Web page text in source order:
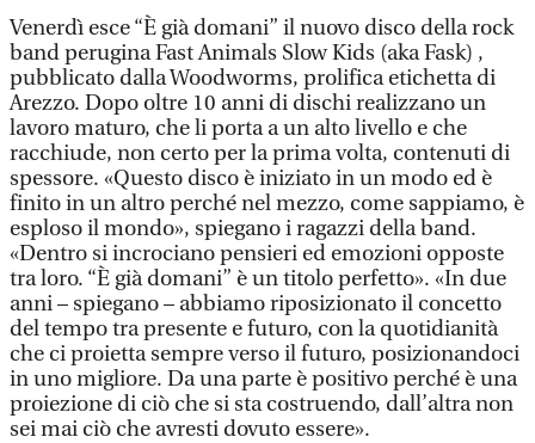
Venerdì esce “È già domani” il nuovo disco della rock
band perugina Fast Animals Slow Kids (aka Fask) ,
pubblicato dalla Woodworms, prolifica etichetta di
Arezzo. Dopo oltre 10 anni di dischi realizzano un
lavoro maturo, che li porta a un alto livello e che
racchiude, non certo per la prima volta, contenuti di
spessore. «Questo disco è iniziato in un modo ed è
finito in un altro perché nel mezzo, come sappiamo, è
esploso il mondo», spiegano i ragazzi della band.
«Dentro si incrociano pensieri ed emozioni opposte
tra loro. “È già domani” è un titolo perfetto». «In due
anni – spiegano – abbiamo riposizionato il concetto
del tempo tra presente e futuro, con la quotidianità
che ci proietta sempre verso il futuro, posizionandoci
in uno migliore. Da una parte è positivo perché è una
proiezione di ciò che si sta costruendo, dall’altra non
sei mai ciò che avresti dovuto essere».